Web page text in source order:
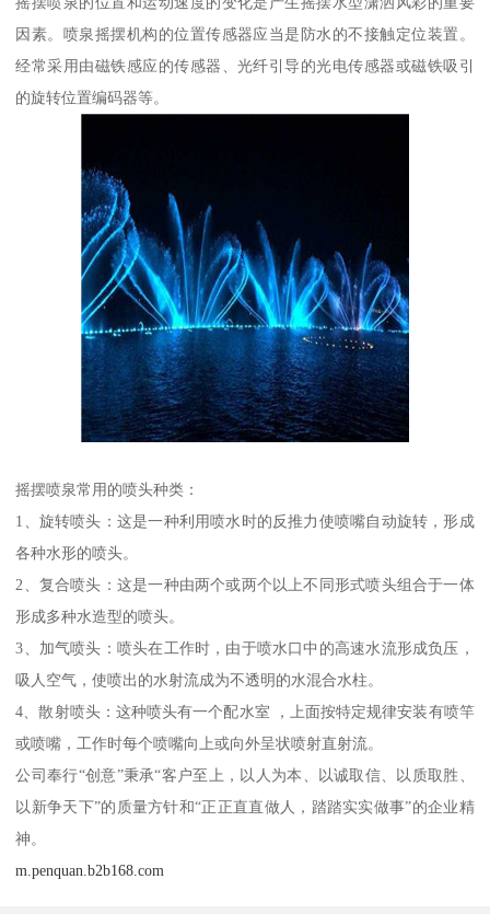
因素。喷泉摇摆机构的位置传感器应当是防水的不接触定位装置。
经常采用由磁铁感应的传感器、光纤引导的光电传感器或磁铁吸引
的旋转位置编码器等。
摇摆喷泉常用的喷头种类：
1、旋转喷头：这是一种利用喷水时的反推力使喷嘴自动旋转，形成
各种水形的喷头。
2、复合喷头：这是一种由两个或两个以上不同形式喷头组合于一体
形成多种水造型的喷头。
3、加气喷头：喷头在工作时，由于喷水口中的高速水流形成负压，
吸人空气，使喷出的水射流成为不透明的水混合水柱。
4、散射喷头：这种喷头有一个配水室 ，上面按特定规律安装有喷竿
或喷嘴，工作时每个喷嘴向上或向外呈状喷射直射流。
公司奉行“创意”秉承“客户至上，以人为本、以诚取信、以质取胜、
以新争天下”的质量方针和“正正直直做人，踏踏实实做事”的企业精
神。
m.penquan.b2b168.com